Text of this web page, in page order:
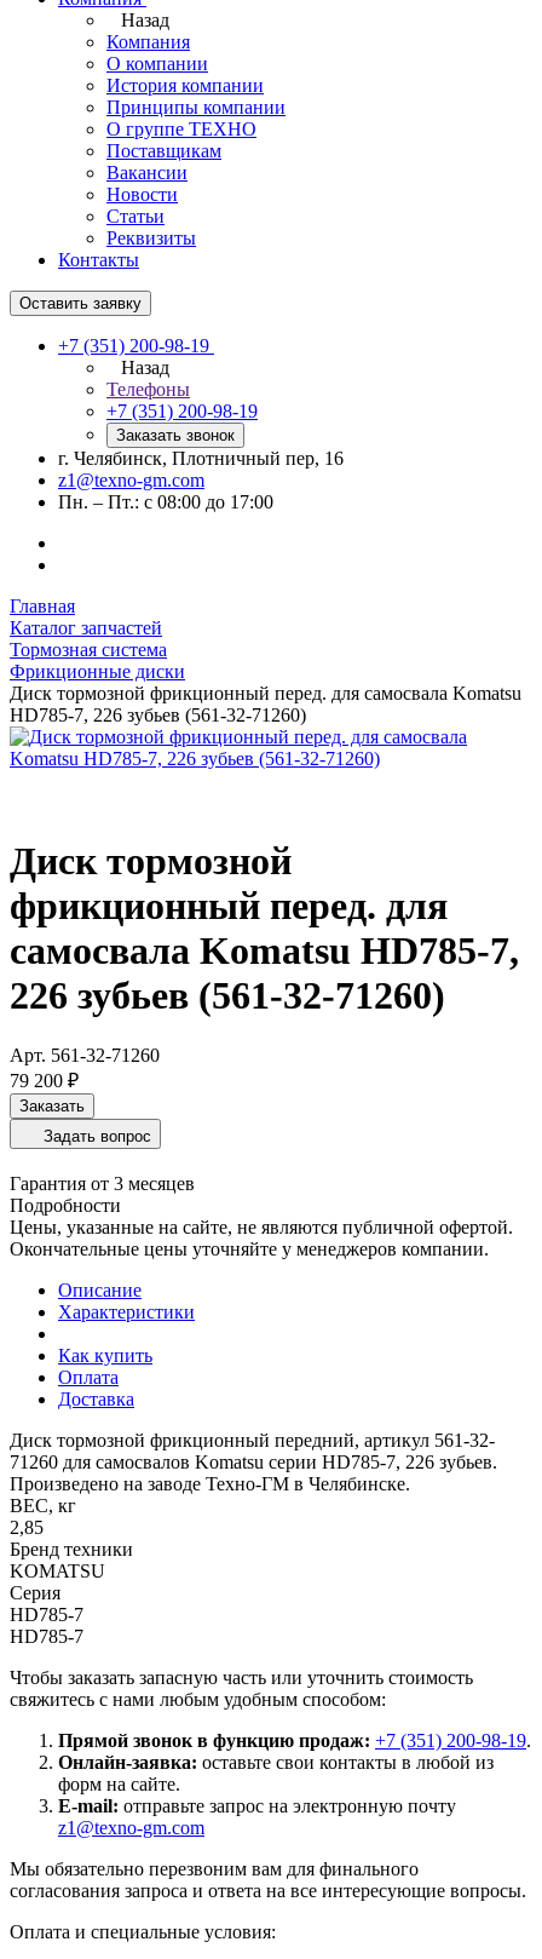
Назад
Компания
О компании
История компании
Принципы компании
О группе ТЕХНО
Поставщикам
Вакансии
Новости
Статьи
Реквизиты
Контакты
Оставить заявку
+7 (351) 200-98-19
Назад
Телефоны
+7 (351) 200-98-19
Заказать звонок
г. Челябинск, Плотничный пер, 16
z1@texno-gm.com
Пн. – Пт.: с 08:00 до 17:00
Главная
Каталог запчастей
Тормозная система
Фрикционные диски
Диск тормозной фрикционный перед. для самосвала Komatsu
HD785-7, 226 зубьев (561-32-71260)
Диск тормозной
фрикционный перед. для
самосвала Komatsu HD785-7,
226 зубьев (561-32-71260)
Арт. 561-32-71260
79 200 ₽
Заказать
Задать вопрос
Гарантия от 3 месяцев
Подробности
Цены, указанные на сайте, не являются публичной офертой.
Окончательные цены уточняйте у менеджеров компании.
Описание
Характеристики
Как купить
Оплата
Доставка
Диск тормозной фрикционный передний, артикул 561-32-
71260 для самосвалов Komatsu серии HD785-7, 226 зубьев.
Произведено на заводе Техно-ГМ в Челябинске.
ВЕС, кг
2,85
Бренд техники
KOMATSU
Серия
HD785-7
HD785-7
Чтобы заказать запасную часть или уточнить стоимость
свяжитесь с нами любым удобным способом:
Прямой звонок в функцию продаж: +7 (351) 200-98-19.
Онлайн-заявка: оставьте свои контакты в любой из
форм на сайте.
E-mail: отправьте запрос на электронную почту
z1@texno-gm.com
Мы обязательно перезвоним вам для финального
согласования запроса и ответа на все интересующие вопросы.
Оплата и специальные условия: